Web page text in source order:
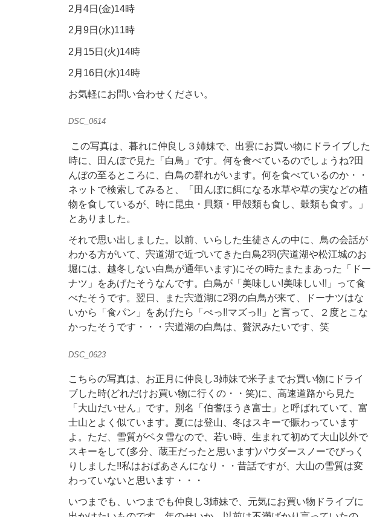
2月4日(金)14時
2月9日(水)11時
2月15日(火)14時
2月16日(水)14時
お気軽にお問い合わせください。
DSC_0614
この写真は、暮れに仲良し３姉妹で、出雲にお買い物にドライブした
時に、田んぼで見た「白鳥」です。何を食べているのでしょうね?田
んぼの至るところに、白鳥の群れがいます。何を食べているのか・・
ネットで検索してみると、「田んぼに餌になる水草や草の実などの植
物を食しているが、時に昆虫・貝類・甲殻類も食し、穀類も食す。」
とありました。
それで思い出しました。以前、いらした生徒さんの中に、鳥の会話が
わかる方がいて、宍道湖で近づいてきた白鳥2羽(宍道湖や松江城のお
堀には、越冬しない白鳥が通年います)にその時たまたまあった「ドー
ナツ」をあげたそうなんです。白鳥が「美味しい!美味しい!!」って食
べたそうです。翌日、また宍道湖に2羽の白鳥が来て、ドーナツはな
いから「食パン」をあげたら「ぺっ!!マズっ!!」と言って、２度とこな
かったそうです・・・宍道湖の白鳥は、贅沢みたいです、笑
DSC_0623
こちらの写真は、お正月に仲良し3姉妹で米子までお買い物にドライ
ブした時(どれだけお買い物に行くの・・笑)に、高速道路から見た
「大山だいせん」です。別名「伯耆ほうき富士」と呼ばれていて、富
士山とよく似ています。夏には登山、冬はスキーで賑わっています
よ。ただ、雪質がベタ雪なので、若い時、生まれて初めて大山以外で
スキーをして(多分、蔵王だったと思います)パウダースノーでびっく
りしました!!私はおばあさんになり・・昔話ですが、大山の雪質は変
わっていないと思います・・・
いつまでも、いつまでも仲良し3姉妹で、元気にお買い物ドライブに